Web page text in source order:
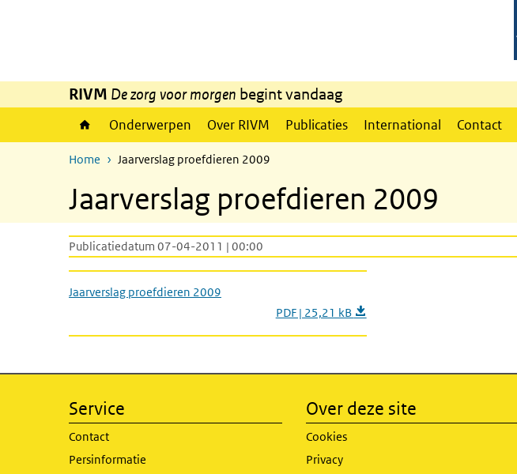
RIVM De zorg voor morgen begint vandaag
Onderwerpen Over RIVM Publicaties International Contact
Home Jaarverslag proefdieren 2009
Jaarverslag proefdieren 2009
Publicatiedatum 07-04-2011 | 00:00
Jaarverslag proefdieren 2009
PDF | 25,21 kB
Service
Contact
Persinformatie
Over deze site
Cookies
Privacy